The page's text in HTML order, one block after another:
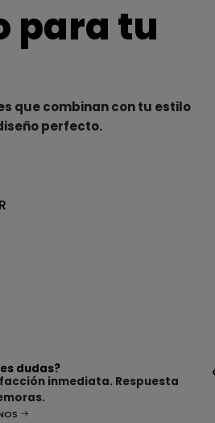
para tu
que combinan con tu estilo
perfecto.
dudas?
inmediata. Respuesta